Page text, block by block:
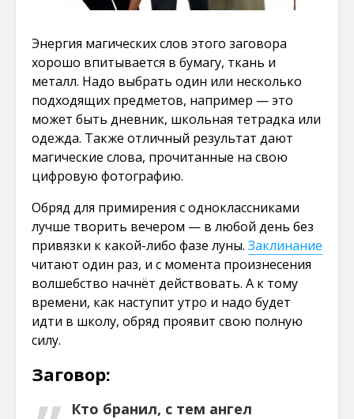
Энергия магических слов этого заговора
хорошо впитывается в бумагу, ткань и
металл. Надо выбрать один или несколько
подходящих предметов, например — это
может быть дневник, школьная тетрадка или
одежда. Также отличный результат дают
магические слова, прочитанные на свою
цифровую фотографию.
Обряд для примирения с одноклассниками
лучше творить вечером — в любой день без
привязки к какой-либо фазе луны. Заклинание
читают один раз, и с момента произнесения
волшебство начнёт действовать. А к тому
времени, как наступит утро и надо будет
идти в школу, обряд проявит свою полную
силу.
Заговор:
Кто бранил, с тем ангел